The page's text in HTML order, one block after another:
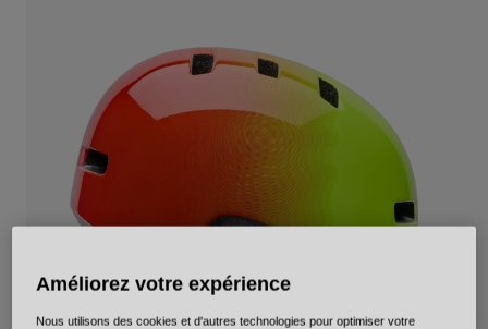
Motocross
Adventure
Voir tout
Route et Gravel
Urbain
Voir tout
Améliorez votre expérience
Nous utilisons des cookies et d'autres technologies pour optimiser votre